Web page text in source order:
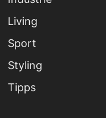
Living
Sport
Styling
Tipps